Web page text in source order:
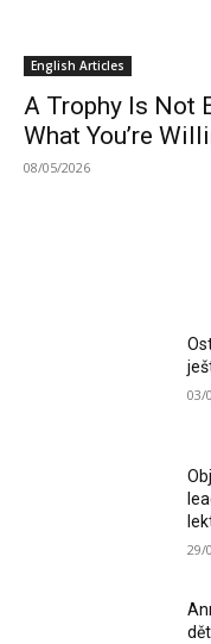
English Articles
A Trophy Is Not
What You’re
08/05/2026
03/
29/